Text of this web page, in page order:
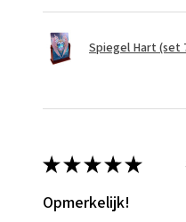
Spiegel Hart (set
★★★★★
Opmerkelijk!